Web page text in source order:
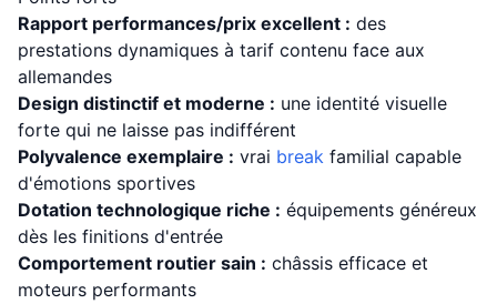
Rapport performances/prix excellent : des
prestations dynamiques à tarif contenu face aux
allemandes
Design distinctif et moderne : une identité visuelle
forte qui ne laisse pas indifférent
Polyvalence exemplaire : vrai break familial capable
d'émotions sportives
Dotation technologique riche : équipements généreux
dès les finitions d'entrée
Comportement routier sain : châssis efficace et
moteurs performants